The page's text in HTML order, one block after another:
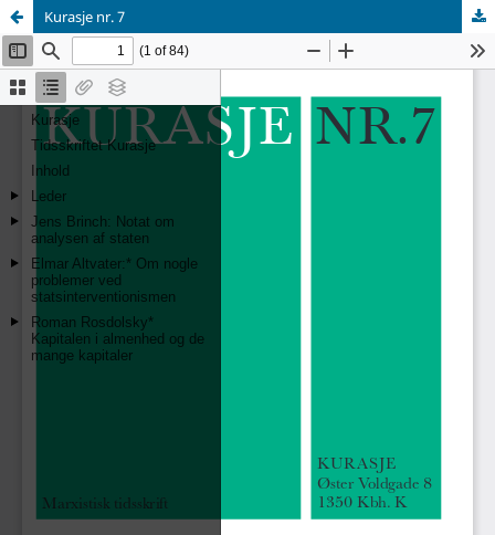
Kurasje nr. 7